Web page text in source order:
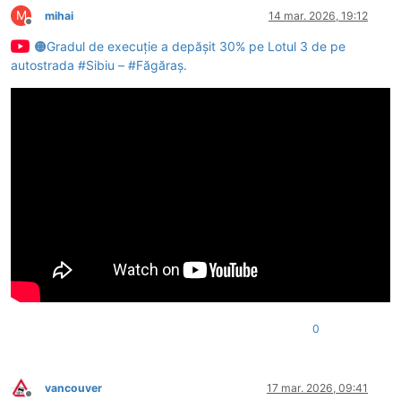
M
Deconectat
mihai 14 mar. 2026, 19:12
🟠Gradul de execuție a depășit 30% pe Lotul 3 de pe
autostrada #Sibiu – #Făgăraș.
0
Deconectat
vancouver 17 mar. 2026, 09:41